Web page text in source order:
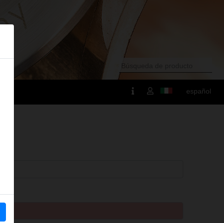
español